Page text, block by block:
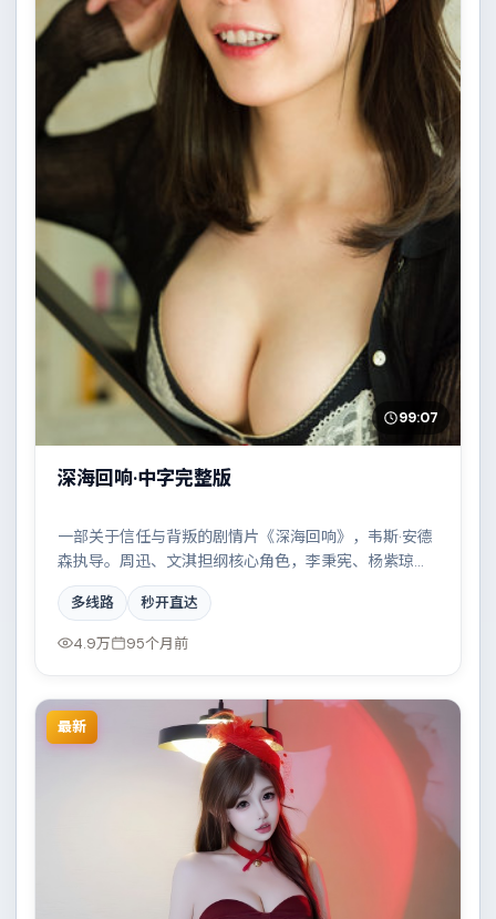
99:07
深海回响·中字完整版
一部关于信任与背叛的剧情片《深海回响》，韦斯·安德
森执导。周迅、文淇担纲核心角色，李秉宪、杨紫琼、
莱昂纳多·迪卡普里奥、王景春等实力加盟，取景与班底
多来自丹麦。都市霓虹下的人性试炼与自我救赎。结尾
留白耐人寻味。
多线路 秒开直达
4.9万 95个月前
最新